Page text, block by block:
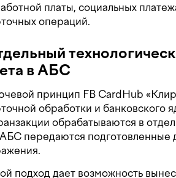
платы, социальных
операций.
в АБС
принцип FB CardHub
обработки и банковского
обрабатываются в
передаются подготовленные
подход дает возможность